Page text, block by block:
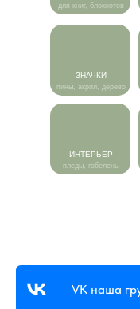
ИНТЕРЬЕР
пледы, гобелены
для книг, блокнотов
ЗНАЧКИ
пины, акрил, дерево
VK наша